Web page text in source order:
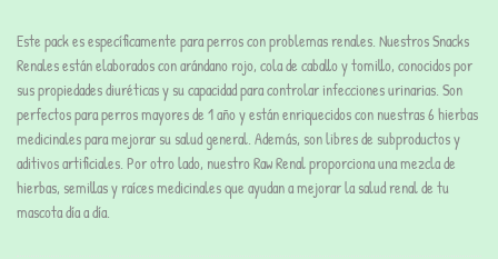
Este pack es específicamente para perros con problemas renales. Nuestros Snacks
Renales están elaborados con arándano rojo, cola de caballo y tomillo, conocidos por
sus propiedades diuréticas y su capacidad para controlar infecciones urinarias. Son
perfectos para perros mayores de 1 año y están enriquecidos con nuestras 6 hierbas
medicinales para mejorar su salud general. Además, son libres de subproductos y
aditivos artificiales. Por otro lado, nuestro Raw Renal proporciona una mezcla de
hierbas, semillas y raíces medicinales que ayudan a mejorar la salud renal de tu
mascota día a día.